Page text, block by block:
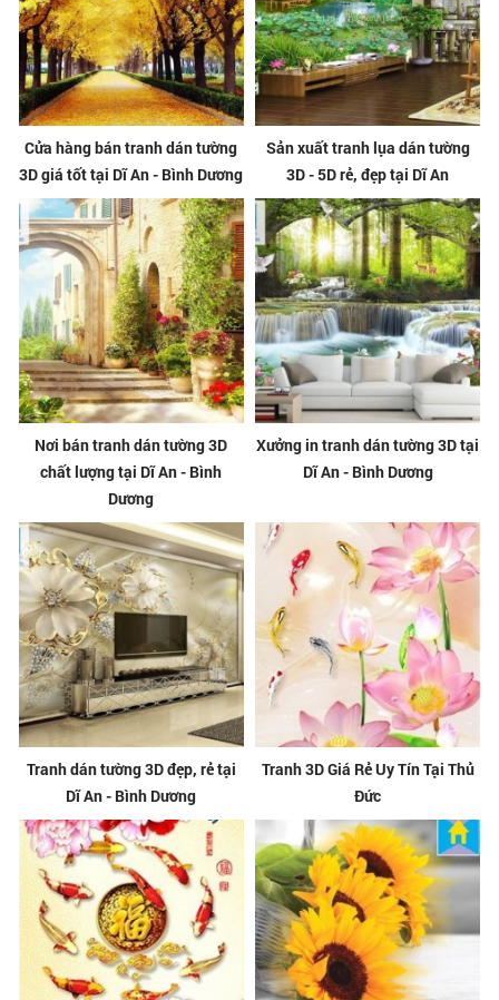
Cửa hàng bán tranh dán tường
3D giá tốt tại Dĩ An - Bình Dương
Sản xuất tranh lụa dán tường
3D - 5D rẻ, đẹp tại Dĩ An
Nơi bán tranh dán tường 3D
chất lượng tại Dĩ An - Bình
Dương
Xưởng in tranh dán tường 3D tại
Dĩ An - Bình Dương
Tranh dán tường 3D đẹp, rẻ tại
Dĩ An - Bình Dương
Tranh 3D Giá Rẻ Uy Tín Tại Thủ
Đức